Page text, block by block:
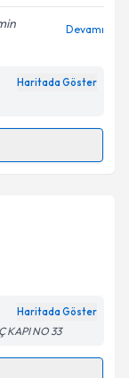
Devamı
Haritada Göster
Zadeh
uzmandan
e-
Haritada Göster
KAPI NO 33